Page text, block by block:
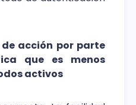
de acción por parte
que es menos
activos